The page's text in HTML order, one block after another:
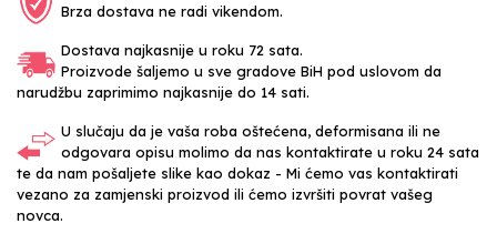
Brza dostava ne radi vikendom.
Dostava najkasnije u roku 72 sata.
Proizvode šaljemo u sve gradove BiH pod uslovom da
narudžbu zaprimimo najkasnije do 14 sati.
U slučaju da je vaša roba oštećena, deformisana ili ne
odgovara opisu molimo da nas kontaktirate u roku 24 sata
te da nam pošaljete slike kao dokaz - Mi ćemo vas kontaktirati
vezano za zamjenski proizvod ili ćemo izvršiti povrat vašeg
novca.